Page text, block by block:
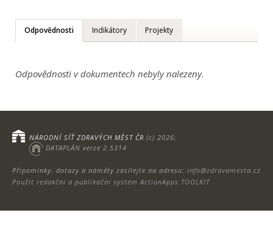
Odpovědnosti Indikátory Projekty
Odpovědnosti v dokumentech nebyly nalezeny.
Připomínky, dotazy a náměty zasílejte na adresu: info@zdravamesta.cz
Použit redakční a publikační systém ActionApps TOOLKIT
NÁRODNÍ SÍŤ ZDRAVÝCH MĚST ČR (c) 2026;
DATAPLÁN verze 2.5314